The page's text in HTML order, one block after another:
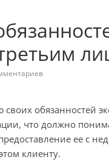
обязанностей
что должно
ее с
клиенту.